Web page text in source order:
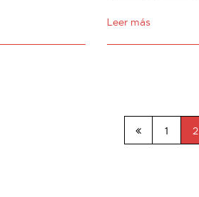
Leer más
1 2